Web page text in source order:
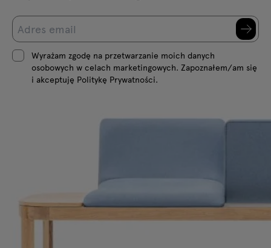
Wyrażam zgodę na przetwarzanie moich danych
osobowych w celach marketingowych. Zapoznałem/am się
i akceptuję Politykę Prywatności.